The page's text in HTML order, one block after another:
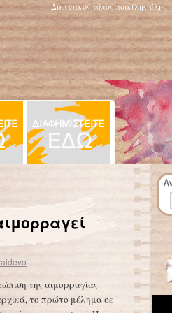
Δικτυακός τόπος ποικίλης
της αιμορραγίας
το πρώτο μέλημα σε